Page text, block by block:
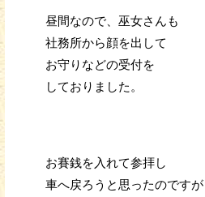
昼間なので、巫女さんも
社務所から顔を出して
お守りなどの受付を
しておりました。
お賽銭を入れて参拝し
車へ戻ろうと思ったのですが